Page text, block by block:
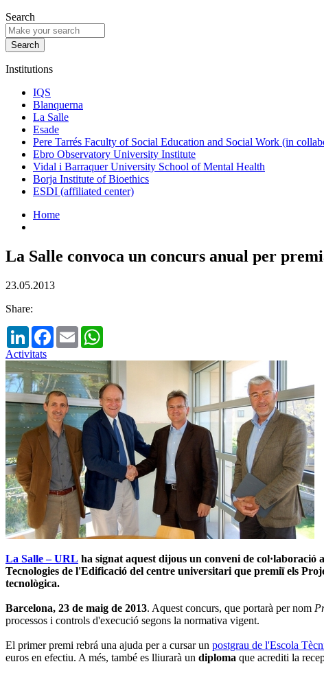
Search
Institutions
IQS
Blanquerna
La Salle
Esade
Pere Tarrés Faculty of Social Education and Social Work (in
Ebro Observatory University Institute
Vidal i Barraquer University School of Mental Health
Borja Institute of Bioethics
ESDI (affiliated center)
Home
La Salle convoca un concurs anual per
23.05.2013
Share:
LinkedInFacebook
Email
Activitats
La Salle – URL ha signat aquest dijous un conveni de col·laboració
Tecnologies de l'Edificació del centre universitari que premiï els
tecnològica.
Barcelona, 23 de maig de 2013. Aquest concurs, que portarà per nom
processos i controls d'execució segons la normativa vigent.
El primer premi rebrá una ajuda per a cursar un postgrau de l'Escola
euros en efectiu. A més, també es lliurarà un diploma que acrediti la